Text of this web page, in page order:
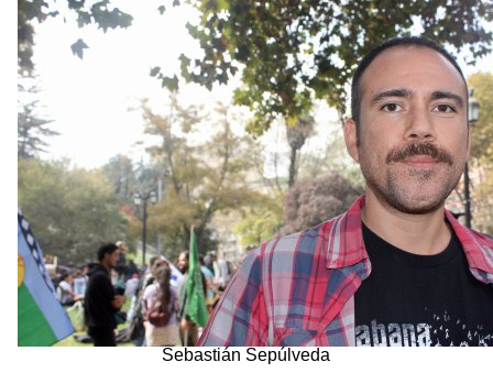
Sebastián Sepúlveda